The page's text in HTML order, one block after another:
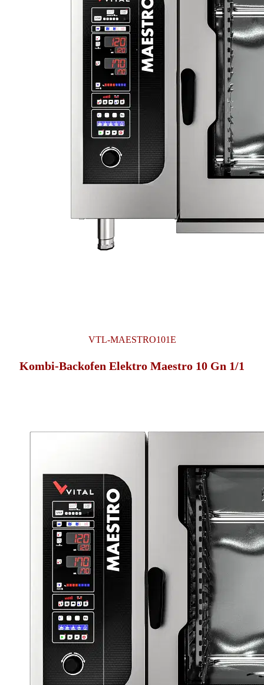
VTL-MAESTRO101E
Kombi-Backofen Elektro Maestro 10 Gn 1/1